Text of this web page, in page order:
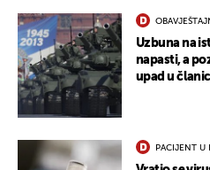
Uzbuna na
napasti, a
upad u
PACIJENT U
UKLJUČITE